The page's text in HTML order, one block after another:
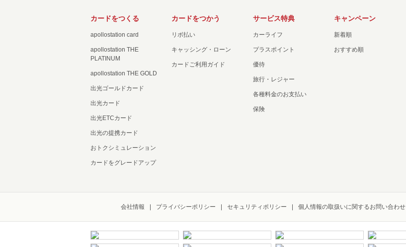
カードをつくる
apollostation card
apollostation THE
PLATINUM
apollostation THE GOLD
出光ゴールドカード
出光カード
出光ETCカード
出光の提携カード
おトクシミュレーション
カードをグレードアップ
カードをつかう
リボ払い
キャッシング・ローン
カードご利用ガイド
サービス特典
カーライフ
プラスポイント
優待
旅行・レジャー
各種料金のお支払い
保険
キャンペーン
新着順
おすすめ順
会社情報 プライバシーポリシー セキュリティポリシー 個人情報の取扱いに関するお問い合わせ